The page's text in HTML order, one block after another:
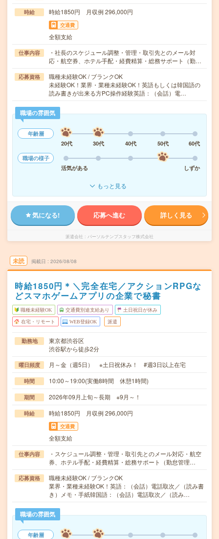
時給 時給1850円 月収例 296,000円
交通費
全額支給
仕事内容
・社長のスケジュール調整・管理・取引先とのメール対
応・航空券、ホテル手配・経費精算・総務サポート（勤…
応募資格
職種未経験OK / ブランクOK
未経験OK！業界・業種未経験OK！英語もしくは韓国語の
読み書きが出来る方PC操作経験英語：（会話）電…
職場の雰囲気
年齢層
20代
30代 40代 50代
60代
職場の様子
活気がある
しずか
もっと見る
気になる! 応募へ進む 詳しく見る
派遣会社 パーソルテンプスタッフ株式会社
未読 掲載日 2026/08/08
時給1850円＊＼完全在宅／アクションRPGな
どスマホゲームアプリの企業で秘書
職種未経験OK 交通費別途支給あり 土日祝日が休み
在宅・リモート WEB登録OK 派遣
勤務地
東京都渋谷区
渋谷駅から徒歩2分
曜日頻度 月～金（週5日） ※土日祝休み！ #週3日以上在宅
時間 10:00～19:00(実働8時間 休憩1時間)
期間 2026年09月上旬～長期 ※9月～！
時給 時給1850円 月収例 296,000円
交通費
全額支給
仕事内容
・スケジュール調整・管理・取引先とのメール対応・航空
券、ホテル手配・経費精算・総務サポート（勤怠管理…
応募資格
職種未経験OK / ブランクOK
業界・業種未経験OK！英語：（会話）電話取次／（読み書
き）メモ・手紙韓国語：（会話）電話取次／（読み…
職場の雰囲気
年齢層